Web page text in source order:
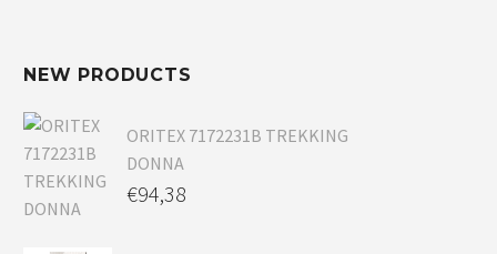
NEW PRODUCTS
ORITEX 7172231B TREKKING
DONNA
€94,38